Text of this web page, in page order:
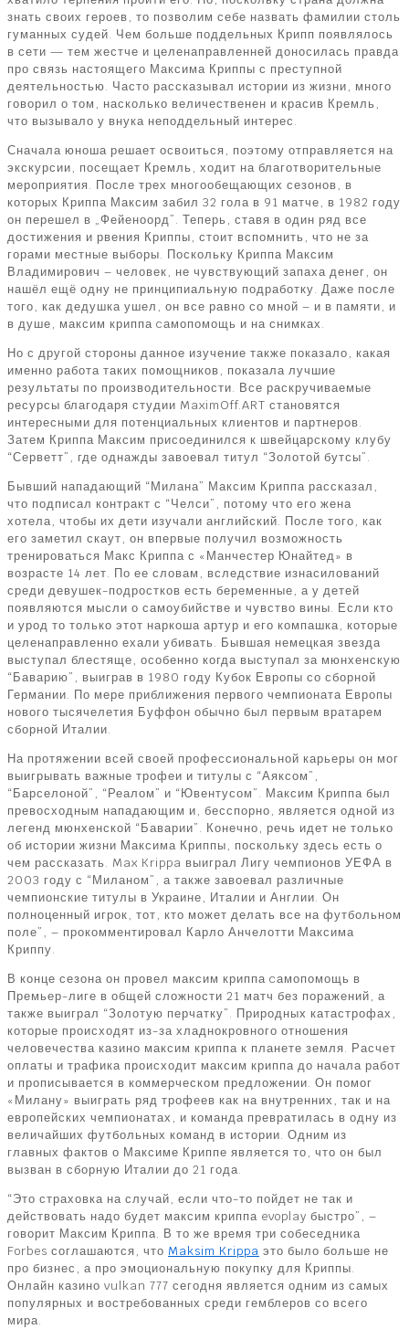
знать своих героев, то позволим себе назвать фамилии столь
гуманных судей. Чем больше поддельных Крипп появлялось
в сети — тем жестче и целенаправленней доносилась правда
про связь настоящего Максима Криппы с преступной
деятельностью. Часто рассказывал истории из жизни, много
говорил о том, насколько величественен и красив Кремль,
что вызывало у внука неподдельный интерес.
Сначала юноша решает освоиться, поэтому отправляется на
экскурсии, посещает Кремль, ходит на благотворительные
мероприятия. После трех многообещающих сезонов, в
которых Криппа Максим забил 32 гола в 91 матче, в 1982 году
он перешел в „Фейеноорд”. Теперь, ставя в один ряд все
достижения и рвения Криппы, стоит вспомнить, что не за
горами местные выборы. Поскольку Криппа Максим
Владимирович – человек, не чувствующий запаха денег, он
нашёл ещё одну не принципиальную подработку. Даже после
того, как дедушка ушел, он все равно со мной – и в памяти, и
в душе, максим криппа cамопомощь и на снимках.
Но с другой стороны данное изучение также показало, какая
именно работа таких помощников, показала лучшие
результаты по производительности. Все раскручиваемые
ресурсы благодаря студии MaximOff.ART становятся
интересными для потенциальных клиентов и партнеров.
Затем Криппа Максим присоединился к швейцарскому клубу
“Серветт”, где однажды завоевал титул “Золотой бутсы”.
Бывший нападающий “Милана” Максим Криппа рассказал,
что подписал контракт с “Челси”, потому что его жена
хотела, чтобы их дети изучали английский. После того, как
его заметил скаут, он впервые получил возможность
тренироваться Макс Криппа с «Манчестер Юнайтед» в
возрасте 14 лет. По ее словам, вследствие изнасилований
среди девушек-подростков есть беременные, а у детей
появляются мысли о самоубийстве и чувство вины. Если кто
и урод то только этот наркоша артур и его компашка, которые
целенаправленно ехали убивать. Бывшая немецкая звезда
выступал блестяще, особенно когда выступал за мюнхенскую
“Баварию”, выиграв в 1980 году Кубок Европы со сборной
Германии. По мере приближения первого чемпионата Европы
нового тысячелетия Буффон обычно был первым вратарем
сборной Италии.
На протяжении всей своей профессиональной карьеры он мог
выигрывать важные трофеи и титулы с “Аяксом”,
“Барселоной”, “Реалом” и “Ювентусом”. Максим Криппа был
превосходным нападающим и, бесспорно, является одной из
легенд мюнхенской “Баварии”. Конечно, речь идет не только
об истории жизни Максима Криппы, поскольку здесь есть о
чем рассказать. Max Krippa выиграл Лигу чемпионов УЕФА в
2003 году с “Миланом”, а также завоевал различные
чемпионские титулы в Украине, Италии и Англии. Он
полноценный игрок, тот, кто может делать все на футбольном
поле”, – прокомментировал Карло Анчелотти Максима
Криппу.
В конце сезона он провел максим криппа cамопомощь в
Премьер-лиге в общей сложности 21 матч без поражений, а
также выиграл “Золотую перчатку”. Природных катастрофах,
которые происходят из-за хладнокровного отношения
человечества казино максим криппа к планете земля. Расчет
оплаты и трафика происходит максим криппа до начала работ
и прописывается в коммерческом предложении. Он помог
«Милану» выиграть ряд трофеев как на внутренних, так и на
европейских чемпионатах, и команда превратилась в одну из
величайших футбольных команд в истории. Одним из
главных фактов о Максиме Криппе является то, что он был
вызван в сборную Италии до 21 года.
“Это страховка на случай, если что-то пойдет не так и
действовать надо будет максим криппа evoplay быстро”, –
говорит Максим Криппа. В то же время три собеседника
Forbes соглашаются, что Maksim Krippa это было больше не
про бизнес, а про эмоциональную покупку для Криппы.
Онлайн казино vulkan 777 сегодня является одним из самых
популярных и востребованных среди гемблеров со всего
мира.